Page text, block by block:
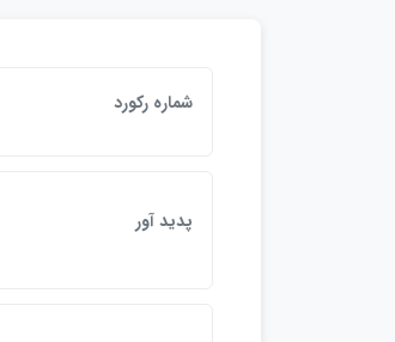
شماره ركورد
پديد آور